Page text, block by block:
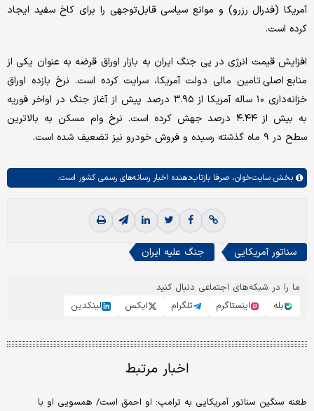
آمریکا (فدرال رزرو) و موانع سیاسی قابل‌توجهی را برای کاخ سفید ایجاد
کرده است.
افزایش قیمت انرژی در پی جنگ ایران به بازار اوراق قرضه به عنوان یکی از
منابع اصلی تامین مالی دولت آمریکا، سرایت کرده است. نرخ بازده اوراق
خزانه‌داری ۱۰ ساله آمریکا از ۳.۹۵ درصد پیش از آغاز جنگ در اواخر فوریه
به بیش از ۴.۴۴ درصد جهش کرده است. نرخ وام مسکن به بالاترین
سطح در ۹ ماه گذشته رسیده و فروش خودرو نیز تضعیف شده است.
بخش سایت‌خوان، صرفا بازتاب‌دهنده اخبار رسانه‌های رسمی کشور است.
سناتور آمریکایی جنگ علیه ایران
ما را در شبکه‌های اجتماعی دنبال کنید
بله
اینستاگرم تلگرام ایکس لینکدین
اخبار مرتبط
طعنه سنگین سناتور آمریکایی به ترامپ: او احمق است/ همسویی او با